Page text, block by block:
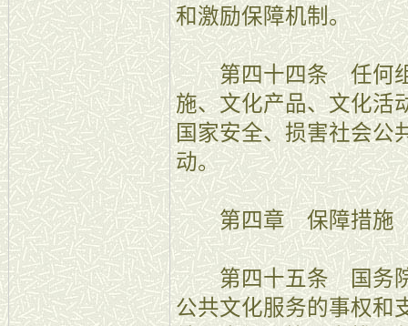
和激励保障机制。
第四十四条 任何组
施、文化产品、文化活
国家安全、损害社会公
动。
第四章 保障措施
第四十五条 国务院
公共文化服务的事权和